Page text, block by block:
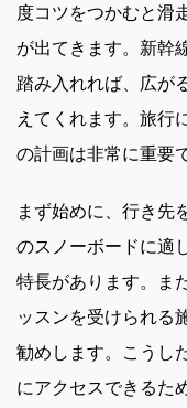
度コツをつかむと滑
が出てきます。新幹
踏み入れれば、広が
えてくれます。旅行
の計画は非常に重要
まず始めに、行き先
のスノーボードに適
特長があります。ま
ッスンを受けられる
勧めします。こうし
にアクセスできるた